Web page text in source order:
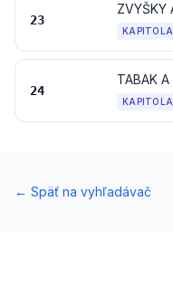
23
KAPITOLA
24
KAPITOLA
← Späť na vyhľadávač